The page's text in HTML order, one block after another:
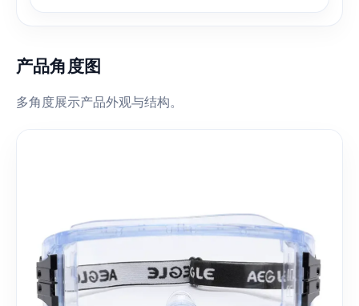
产品角度图
多角度展示产品外观与结构。